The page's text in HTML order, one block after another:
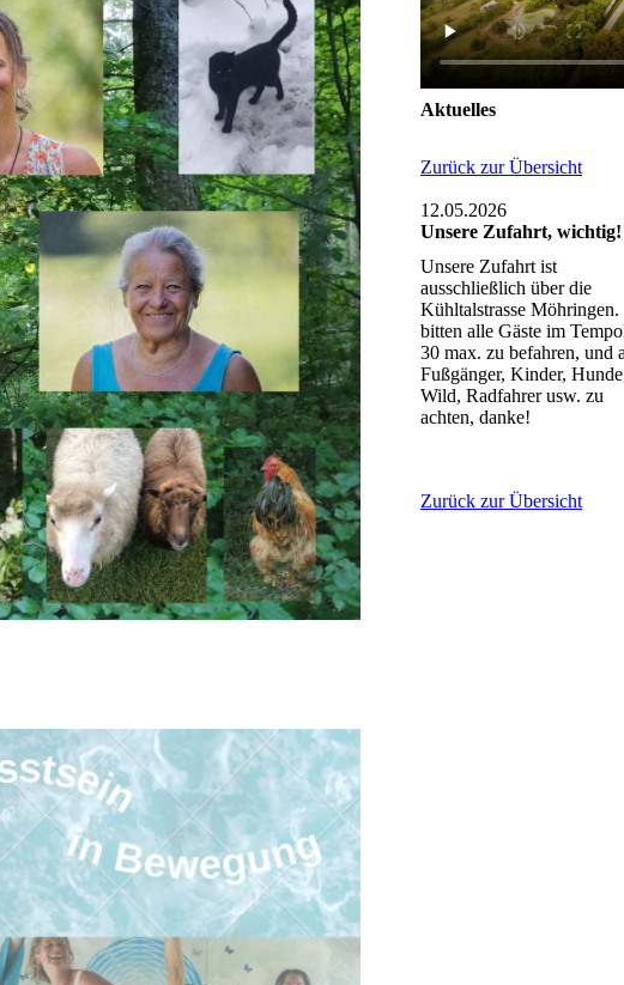
Aktuelles
Zurück zur Übersicht
12.05.2026
Unsere Zufahrt, wichtig!
Unsere Zufahrt ist
ausschließlich über die
Kühltalstrasse
bitten alle Gäste im
30 max. zu befahren, und
Fußgänger, Kinder,
Wild, Radfahrer usw. zu
achten, danke!
Zurück zur Übersicht